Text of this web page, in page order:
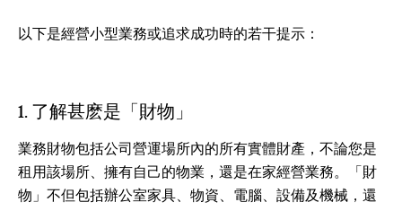
以下是經營小型業務或追求成功時的若干提示：
1. 了解甚麽是「財物」
業務財物包括公司營運場所內的所有實體財產，不論您是
租用該場所、擁有自己的物業，還是在家經營業務。「財
物」不但包括辦公室家具、物資、電腦、設備及機械，還